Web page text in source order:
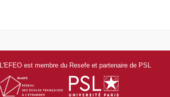
L'EFEO est membre du Resefe et partenaire de PSL